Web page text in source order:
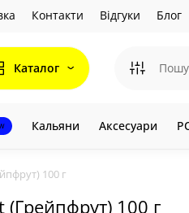
Контакти Відгуки Блог
Каталог
Кальяни Аксесуари
100 г
100 г